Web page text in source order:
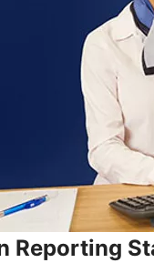
Reporting